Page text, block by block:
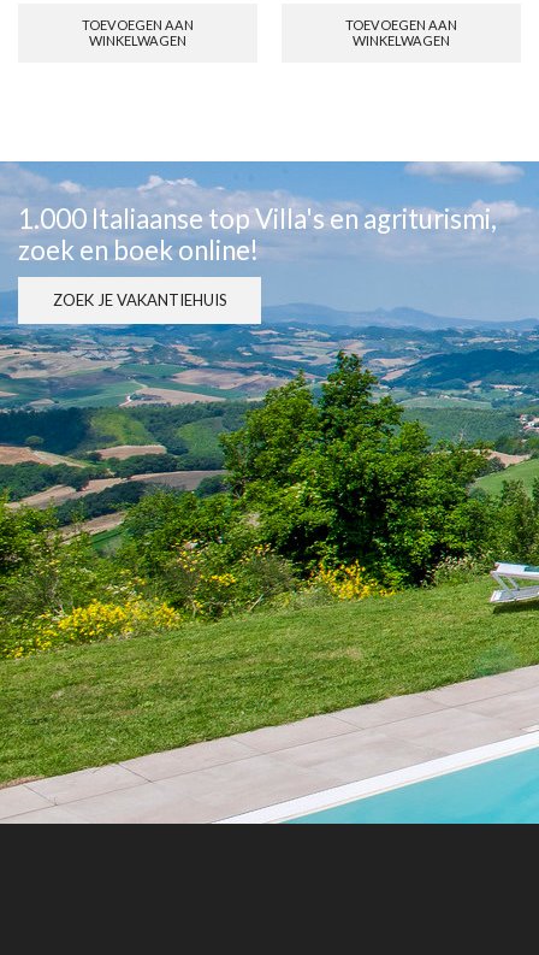
TOEVOEGEN AAN
WINKELWAGEN
TOEVOEGEN AAN
WINKELWAGEN
1.000 Italiaanse top Villa's en agriturismi,
zoek en boek online!
ZOEK JE VAKANTIEHUIS